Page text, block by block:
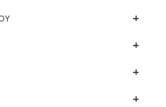
+
+
+
+